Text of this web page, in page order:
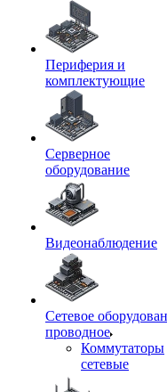
Периферия и
комплектующие
Серверное
оборудование
Видеонаблюдение
Сетевое
проводное
Коммутаторы
сетевые